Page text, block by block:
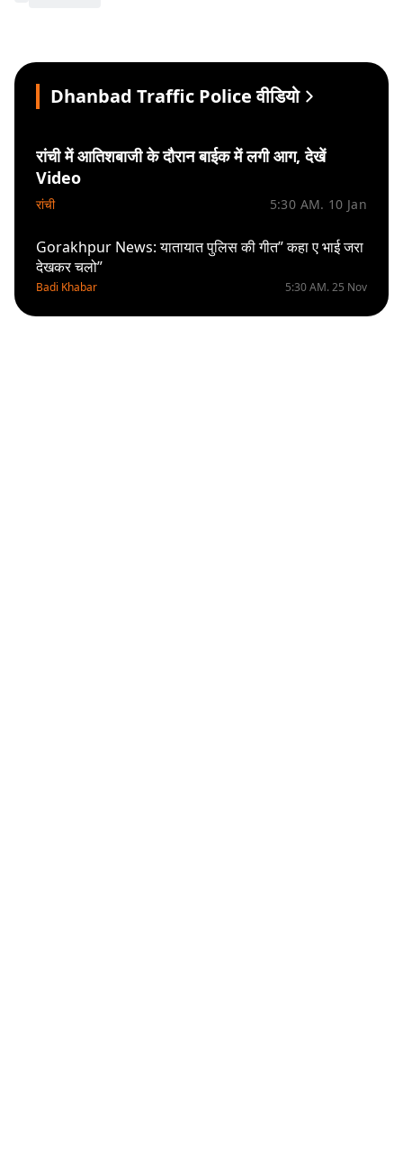
Dhanbad Traffic Police वीडियो
रांची में आतिशबाजी के दौरान बाईक में लगी आग, देखें
Video
रांची 5:30 AM. 10 Jan
Gorakhpur News: यातायात पुलिस की गीत” कहा ए भाई जरा
देखकर चलो”
Badi Khabar 5:30 AM. 25 Nov